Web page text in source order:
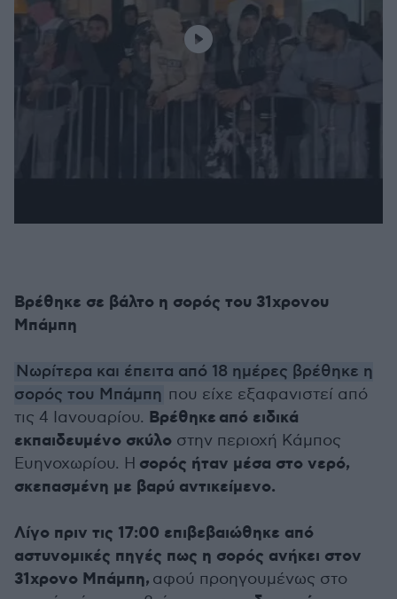
Βρέθηκε σε βάλτο η σορός του 31χρονου
Μπάμπη
Νωρίτερα και έπειτα από 18 ημέρες βρέθηκε η
σορός του Μπάμπη που είχε εξαφανιστεί από
τις 4 Ιανουαρίου. Βρέθηκε από ειδικά
εκπαιδευμένο σκύλο στην περιοχή Κάμπος
Ευηνοχωρίου. Η σορός ήταν μέσα στο νερό,
σκεπασμένη με βαρύ αντικείμενο.
Λίγο πριν τις 17:00 επιβεβαιώθηκε από
αστυνομικές πηγές πως η σορός ανήκει στον
31χρονο Μπάμπη, αφού προηγουμένως στο